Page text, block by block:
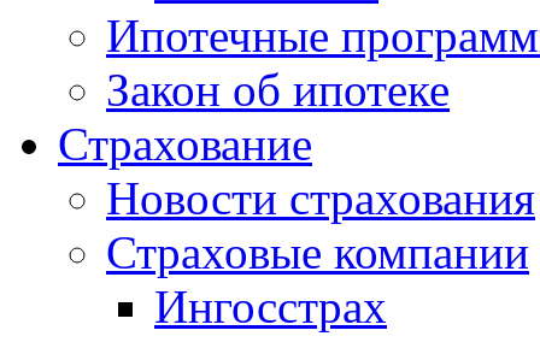
Ипотечные
Закон об ипотеке
Страхование
Новости страхования
Страховые компании
Ингосстрах